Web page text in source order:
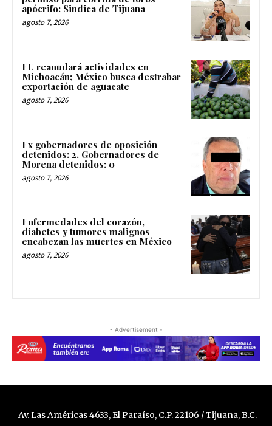
apócrifo: Sindica de Tijuana
agosto 7, 2026
EU reanudará actividades en
Michoacán; México busca destrabar
exportación de aguacate
agosto 7, 2026
Ex gobernadores de oposición
detenidos: 2. Gobernadores de
Morena detenidos: 0
agosto 7, 2026
Enfermedades del corazón,
diabetes y tumores malignos
encabezan las muertes en México
agosto 7, 2026
- Advertisement -
Av. Las Américas 4633, El Paraíso, C.P. 22106 / Tijuana, B.C.